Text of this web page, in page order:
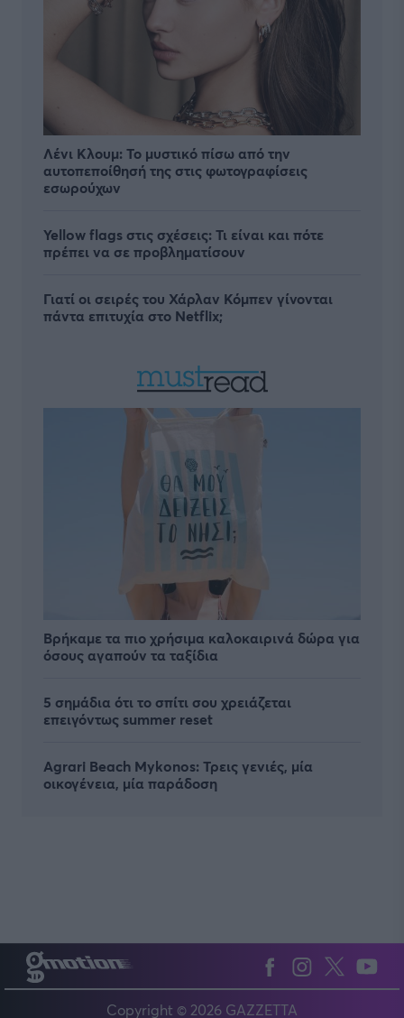
Λένι Κλουμ: Το μυστικό πίσω από την
αυτοπεποίθησή της στις φωτογραφίσεις
εσωρούχων
Yellow flags στις σχέσεις: Τι είναι και πότε
πρέπει να σε προβληματίσουν
Γιατί οι σειρές του Χάρλαν Κόμπεν γίνονται
πάντα επιτυχία στο Netflix;
Βρήκαμε τα πιο χρήσιμα καλοκαιρινά δώρα για
όσους αγαπούν τα ταξίδια
5 σημάδια ότι το σπίτι σου χρειάζεται
επειγόντως summer reset
Agrari Beach Mykonos: Τρεις γενιές, μία
οικογένεια, μία παράδοση
Copyright © 2026 GAZZETTA